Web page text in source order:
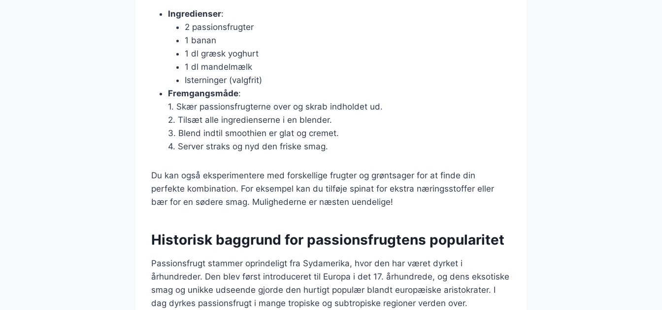
Ingredienser:
2 passionsfrugter
1 banan
1 dl græsk yoghurt
1 dl mandelmælk
Isterninger (valgfrit)
Fremgangsmåde:
1. Skær passionsfrugterne over og skrab indholdet ud.
2. Tilsæt alle ingredienserne i en blender.
3. Blend indtil smoothien er glat og cremet.
4. Server straks og nyd den friske smag.
Du kan også eksperimentere med forskellige frugter og grøntsager for at finde din
perfekte kombination. For eksempel kan du tilføje spinat for ekstra næringsstoffer eller
bær for en sødere smag. Mulighederne er næsten uendelige!
Historisk baggrund for passionsfrugtens popularitet
Passionsfrugt stammer oprindeligt fra Sydamerika, hvor den har været dyrket i
århundreder. Den blev først introduceret til Europa i det 17. århundrede, og dens eksotiske
smag og unikke udseende gjorde den hurtigt populær blandt europæiske aristokrater. I
dag dyrkes passionsfrugt i mange tropiske og subtropiske regioner verden over.